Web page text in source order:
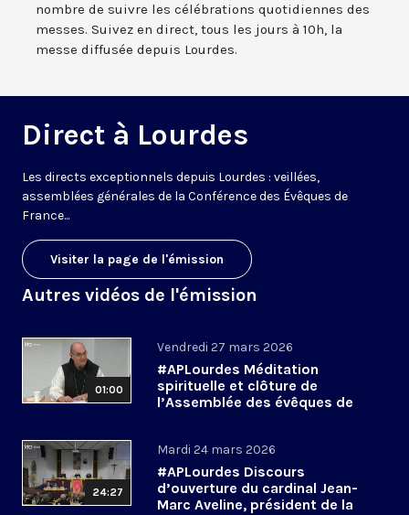
nombre de suivre les célébrations quotidiennes des
messes. Suivez en direct, tous les jours à 10h, la
messe diffusée depuis Lourdes.
Direct à Lourdes
Les directs exceptionnels depuis Lourdes : veillées,
assemblées générales de la Conférence des Évêques de
France...
Visiter la page de l'émission
Autres vidéos de l'émission
01:00
Vendredi 27 mars 2026
#APLourdes Méditation
spirituelle et clôture de
l’Assemblée des évêques de
24:27
Mardi 24 mars 2026
#APLourdes Discours
d’ouverture du cardinal Jean-
Marc Aveline, président de la